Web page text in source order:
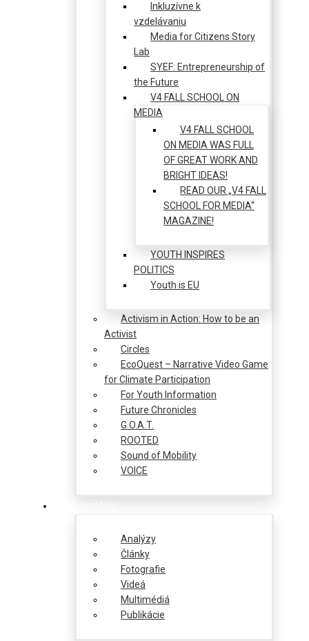
Inkluzívne k
vzdelávaniu
Media for Citizens Story
Lab
SYEF: Entrepreneurship of
the Future
V4 FALL SCHOOL ON
MEDIA
V4 FALL SCHOOL
ON MEDIA WAS FULL
OF GREAT WORK AND
BRIGHT IDEAS!
READ OUR „V4 FALL
SCHOOL FOR MEDIA“
MAGAZINE!
YOUTH INSPIRES
POLITICS
Youth is EU
Activism in Action: How to be an
Activist
Circles
EcoQuest – Narrative Video Game
for Climate Participation
For Youth Information
Future Chronicles
G.O.A.T.
ROOTED
Sound of Mobility
VOICE
Analýzy
Články
Fotografie
Videá
Multimédiá
Publikácie